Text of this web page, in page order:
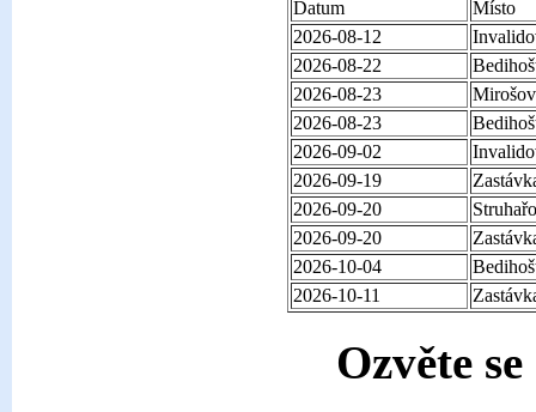
Datum
Místo
2026-08-12
2026-08-22
2026-08-23
2026-08-23
2026-09-02
2026-09-19
2026-09-20
2026-09-20
2026-10-04
2026-10-11
Ozvěte